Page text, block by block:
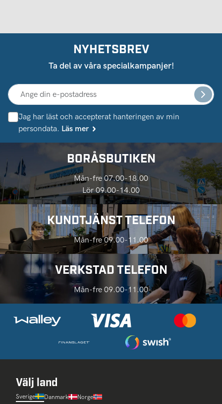
NYHETSBREV
Ta del av våra specialkampanjer!
Jag har läst och accepterat hanteringen av min
persondata. Läs mer
BORÅSBUTIKEN
Mån-fre 07.00-18.00
Lör 09.00-14.00
KUNDTJÄNST TELEFON
Mån-fre 09.00-11.00
VERKSTAD TELEFON
Mån-fre 09.00-11.00
Välj land
Sverige Danmark Norge